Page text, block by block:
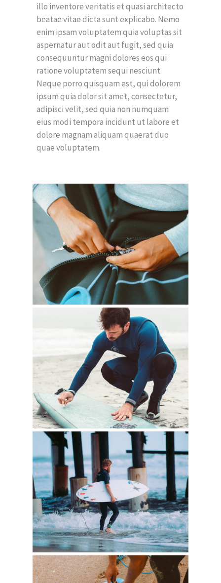
illo inventore veritatis et quasi architecto
beatae vitae dicta sunt explicabo. Nemo
enim ipsam voluptatem quia voluptas sit
aspernatur aut odit aut fugit, sed quia
consequuntur magni dolores eos qui
ratione voluptatem sequi nesciunt.
Neque porro quisquam est, qui dolorem
ipsum quia dolor sit amet, consectetur,
adipisci velit, sed quia non numquam
eius modi tempora incidunt ut labore et
dolore magnam aliquam quaerat duo
quae voluptatem.